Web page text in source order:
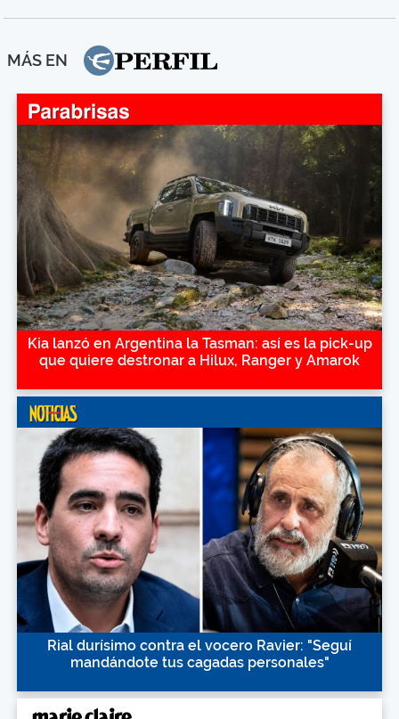
MÁS EN
Kia lanzó en Argentina la Tasman: así es la pick-up
que quiere destronar a Hilux, Ranger y Amarok
Rial durísimo contra el vocero Ravier: "Seguí
mandándote tus cagadas personales"